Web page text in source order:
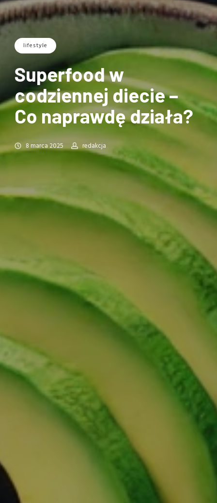
lifestyle
Superfood w
codziennej diecie –
Co naprawdę działa?
8 marca 2025 redakcja